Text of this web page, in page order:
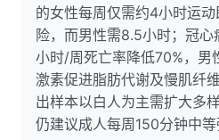
的女性每周仅需约4小时运
险，而男性需8.5小时；冠
小时/周死亡率降低70%，男
激素促进脂肪代谢及慢肌纤
出样本以白人为主需扩大多
仍建议成人每周150分钟中等